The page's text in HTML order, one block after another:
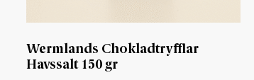
Wermlands Chokladtryfflar
Havssalt 150 gr